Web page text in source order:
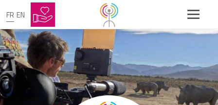
FR EN